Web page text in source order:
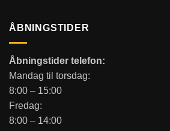
ÅBNINGSTIDER
Åbningstider telefon:
Mandag til torsdag:
8:00 – 15:00
Fredag:
8:00 – 14:00